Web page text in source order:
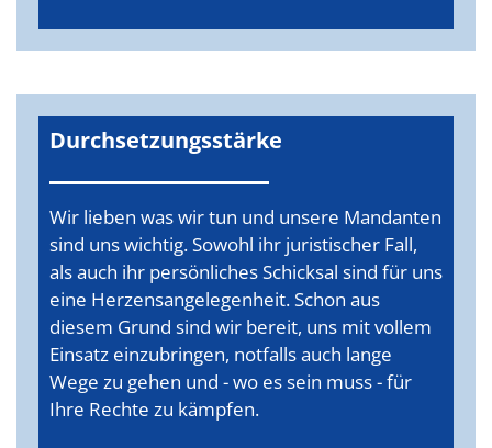
Durchsetzungsstärke
Wir lieben was wir tun und unsere Mandanten
sind uns wichtig. Sowohl ihr juristischer Fall,
als auch ihr persönliches Schicksal sind für uns
eine Herzensangelegenheit. Schon aus
diesem Grund sind wir bereit, uns mit vollem
Einsatz einzubringen, notfalls auch lange
Wege zu gehen und - wo es sein muss - für
Ihre Rechte zu kämpfen.